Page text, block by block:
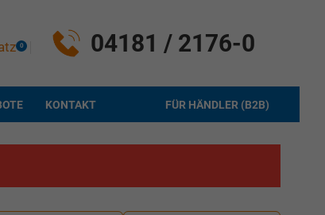
04181 / 2176-0
0
FÜR HÄNDLER (B2B)
KONTAKT